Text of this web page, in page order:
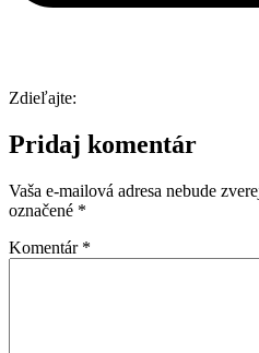
Zdieľajte:
Pridaj komentár
Vaša e-mailová adresa nebude
označené *
Komentár *